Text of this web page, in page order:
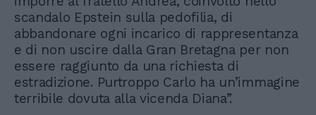
scandalo Epstein sulla pedofilia, di
abbandonare ogni incarico di rappresentanza
e di non uscire dalla Gran Bretagna per non
essere raggiunto da una richiesta di
estradizione. Purtroppo Carlo ha un’immagine
terribile dovuta alla vicenda Diana”.